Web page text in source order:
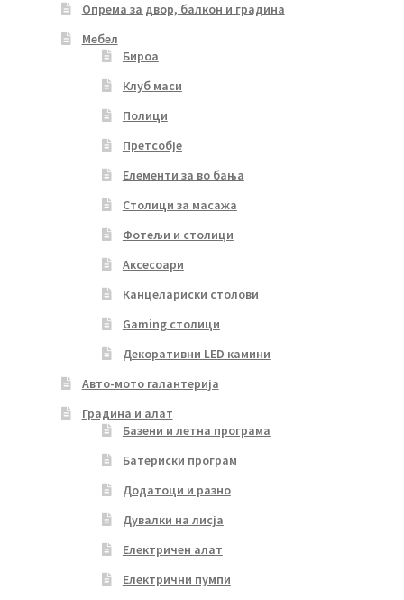
Опрема за двор, балкон и градина
Мебел
Бироа
Клуб маси
Полици
Претсобје
Елементи за во бања
Столици за масажа
Фотељи и столици
Аксесоари
Канцелариски столови
Gaming столици
Декоративни LED камини
Авто-мото галантерија
Градина и алат
Базени и летна програма
Батериски програм
Додатоци и разно
Дувалки на лисја
Електричен алат
Електрични пумпи